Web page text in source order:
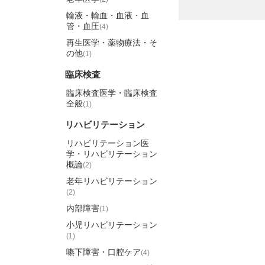
輸液・輸血・血液・血
管・血圧(4)
再生医学・薬物療法・そ
の他(1)
臨床検査
臨床検査医学・臨床検査
全般(1)
リハビリテーション
リハビリテーション医
学・リハビリテーション
概論(2)
老年リハビリテーション
(2)
内部障害(1)
小児リハビリテーション
(1)
嚥下障害・口腔ケア(4)